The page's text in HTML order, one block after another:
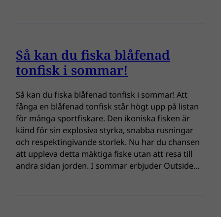
Så kan du fiska blåfenad
tonfisk i sommar!
Så kan du fiska blåfenad tonfisk i sommar! Att
fånga en blåfenad tonfisk står högt upp på listan
för många sportfiskare. Den ikoniska fisken är
känd för sin explosiva styrka, snabba rusningar
och respektingivande storlek. Nu har du chansen
att uppleva detta mäktiga fiske utan att resa till
andra sidan jorden. I sommar erbjuder Outside…